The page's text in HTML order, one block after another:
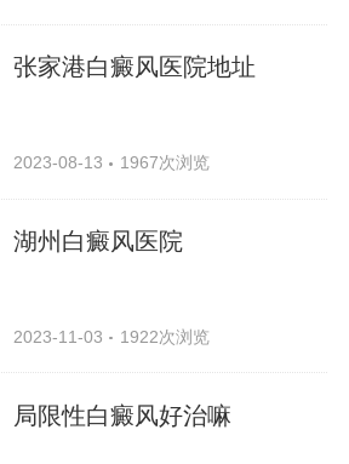
张家港白癜风医院地址
2023-08-13 1967次浏览
湖州白癜风医院
2023-11-03 1922次浏览
局限性白癜风好治嘛